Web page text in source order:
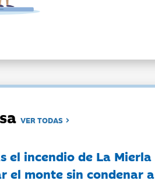
VER TODAS
el incendio de La Mierla
el monte sin condenar a